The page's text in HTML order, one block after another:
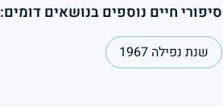
סיפורי חיים נוספים בנושאים דומים:
שנת נפילה 1967